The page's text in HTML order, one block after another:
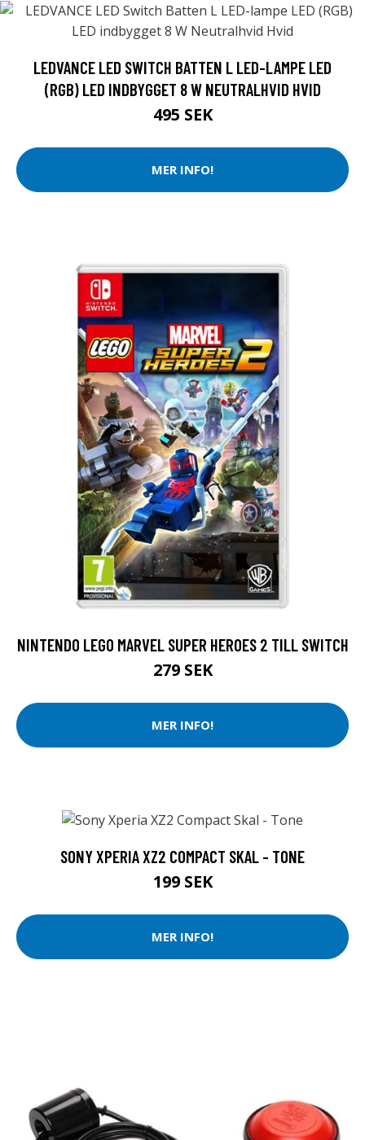
LEDVANCE LED SWITCH BATTEN L LED-LAMPE LED
(RGB) LED INDBYGGET 8 W NEUTRALHVID HVID
495 SEK
MER INFO!
NINTENDO LEGO MARVEL SUPER HEROES 2 TILL SWITCH
279 SEK
MER INFO!
SONY XPERIA XZ2 COMPACT SKAL - TONE
199 SEK
MER INFO!